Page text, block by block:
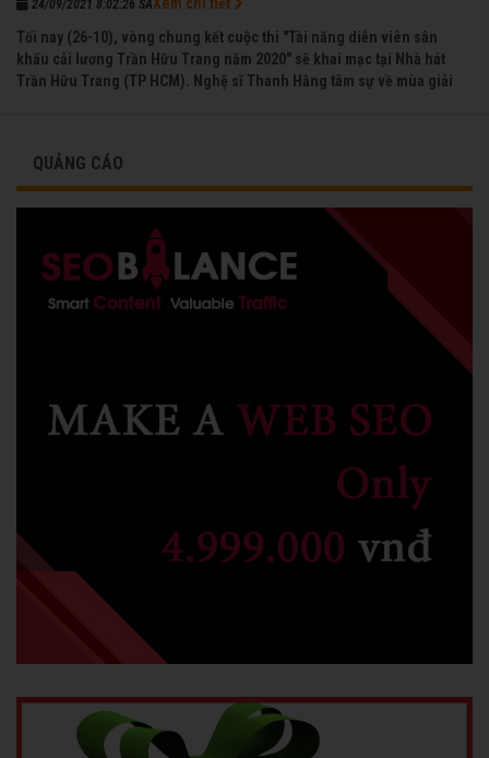
24/09/2021 8:02:26 SA
Tối nay (26-10), vòng chung kết cuộc thi "Tài năng diễn viên sân
khấu cải lương Trần Hữu Trang năm 2020" sẽ khai mạc tại Nhà hát
Trần Hữu Trang (TP HCM). Nghệ sĩ Thanh Hằng tâm sự về mùa giải
QUẢNG CÁO